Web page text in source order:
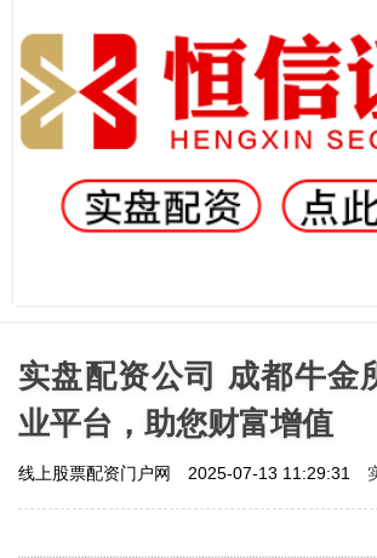
实盘配资公司 成都牛金
业平台，助您财富增值
线上股票配资门户网 2025-07-13 11:29:31